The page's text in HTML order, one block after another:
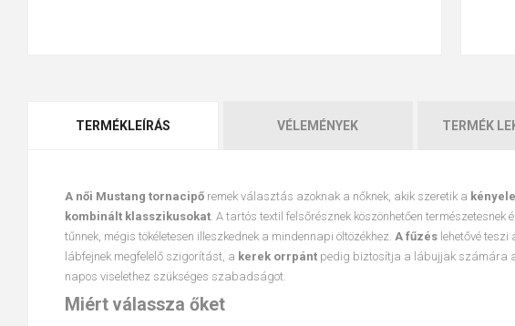
TERMÉKLEÍRÁS VÉLEMÉNYEK TERMÉK
A női Mustang tornacipő remek választás azoknak a nőknek, akik szeretik a
kombinált klasszikusokat . A tartós textil felsőrésznek köszönhetően természetesnek
tűnnek, mégis tökéletesen illeszkednek a mindennapi öltözékhez. A fűzés lehetővé teszi
lábfejnek megfelelő szigorítást, a kerek orrpánt pedig biztosítja a lábujjak számára
napos viselethez szükséges szabadságot.
Miért válassza őket